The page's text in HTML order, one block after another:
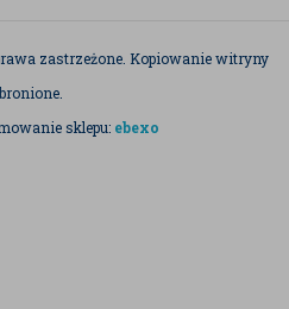
zastrzeżone. Kopiowanie witryny
sklepu: ebexo